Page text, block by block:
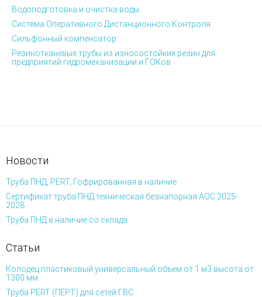
Водоподготовка и очистка воды
Система Оперативного Дистанционного Контроля
Сильфонный компенсатор
Резинотканевые трубы из износостойких резин для
предприятий гидромеханизации и ГОКов
Новости
Труба ПНД, PERT, Гофрированная в наличие
Сертификат труба ПНД техническая безнапорная АОС 2025-
2028
Труба ПНД в наличие со склада
Статьи
Колодец пластиковый универсальный объем от 1 м3 высота от
1300 мм
Труба PERT (ПЕРТ) для сетей ГВС